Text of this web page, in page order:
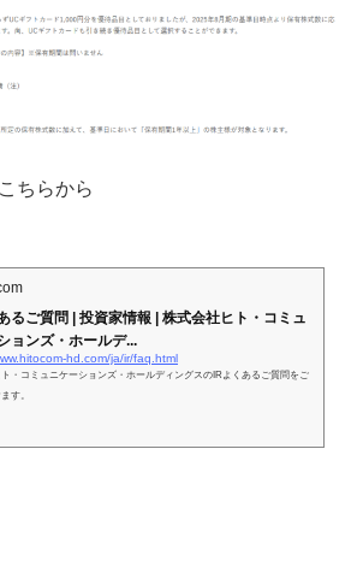
ちらから
るご質問 | 投資家情報 | 株式会社ヒト・コミュ
ョンズ・ホールデ...
hd.com/ja/ir/faq.html
・コミュニケーションズ・ホールディングスのIRよくあるご質問をご
す。